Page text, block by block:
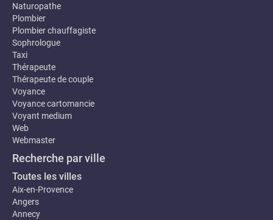
Naturopathe
Plombier
Plombier chauffagiste
Sophrologue
Taxi
Thérapeute
Thérapeute de couple
Voyance
Voyance cartomancie
Voyant medium
Web
Webmaster
Recherche par ville
Toutes les villes
Aix-en-Provence
Angers
Annecy